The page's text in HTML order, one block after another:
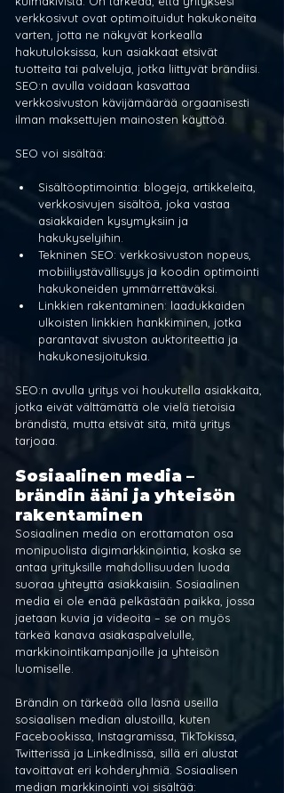
verkkosivut ovat optimoituidut hakukoneita
varten, jotta ne näkyvät korkealla
hakutuloksissa, kun asiakkaat etsivät
tuotteita tai palveluja, jotka liittyvät brändiisi.
SEO:n avulla voidaan kasvattaa
verkkosivuston kävijämäärää orgaanisesti
ilman maksettujen mainosten käyttöä.
SEO voi sisältää:
Sisältöoptimointia: blogeja, artikkeleita,
verkkosivujen sisältöä, joka vastaa
asiakkaiden kysymyksiin ja
hakukyselyihin.
Tekninen SEO: verkkosivuston nopeus,
mobiiliystävällisyys ja koodin optimointi
hakukoneiden ymmärrettäväksi.
Linkkien rakentaminen: laadukkaiden
ulkoisten linkkien hankkiminen, jotka
parantavat sivuston auktoriteettia ja
hakukonesijoituksia.
SEO:n avulla yritys voi houkutella asiakkaita,
jotka eivät välttämättä ole vielä tietoisia
brändistä, mutta etsivät sitä, mitä yritys
tarjoaa.
Sosiaalinen media –
brändin ääni ja yhteisön
rakentaminen
Sosiaalinen media on erottamaton osa
monipuolista digimarkkinointia, koska se
antaa yrityksille mahdollisuuden luoda
suoraa yhteyttä asiakkaisiin. Sosiaalinen
media ei ole enää pelkästään paikka, jossa
jaetaan kuvia ja videoita – se on myös
tärkeä kanava asiakaspalvelulle,
markkinointikampanjoille ja yhteisön
luomiselle.
Brändin on tärkeää olla läsnä useilla
sosiaalisen median alustoilla, kuten
Facebookissa, Instagramissa, TikTokissa,
Twitterissä ja LinkedInissä, sillä eri alustat
tavoittavat eri kohderyhmiä. Sosiaalisen
median markkinointi voi sisältää: